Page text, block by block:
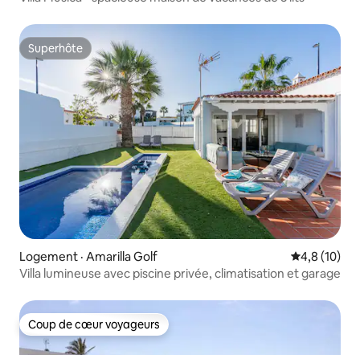
Superhôte
Superhôte
Logement · Amarilla Golf Note
4,8 (10)
Villa lumineuse avec piscine privée, climatisation et garage
Coup de cœur voyageurs
Coup de cœur voyageurs